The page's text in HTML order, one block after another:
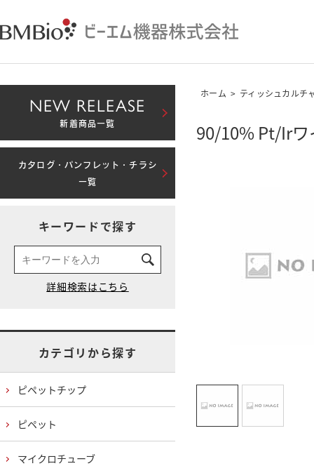
ホーム > ティッシュカルチ
90/10% Pt/Irワ
NEW RELEASE
新着商品一覧
カタログ・パンフレット・チラシ
一覧
キーワードで探す
カテゴリから探す
ピペットチップ
ピペット
マイクロチューブ